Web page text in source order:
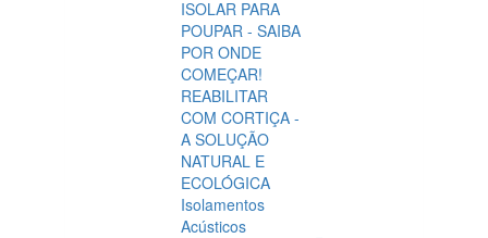
ISOLAR PARA
POUPAR - SAIBA
POR ONDE
COMEÇAR!
REABILITAR
COM CORTIÇA -
A SOLUÇÃO
NATURAL E
ECOLÓGICA
Isolamentos
Acústicos